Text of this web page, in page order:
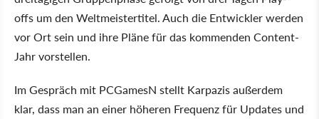
offs um den Weltmeistertitel. Auch die Entwickler werden
vor Ort sein und ihre Pläne für das kommenden Content-
Jahr vorstellen.
Im Gespräch mit PCGamesN stellt Karpazis außerdem
klar, dass man an einer höheren Frequenz für Updates und